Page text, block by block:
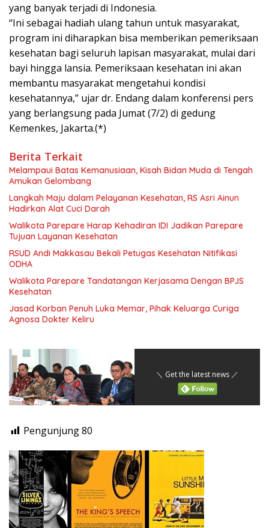
yang banyak terjadi di Indonesia.
“Ini sebagai hadiah ulang tahun untuk masyarakat,
program ini diharapkan bisa memberikan pemeriksaan
kesehatan bagi seluruh lapisan masyarakat, mulai dari
bayi hingga lansia. Pemeriksaan kesehatan ini akan
membantu masyarakat mengetahui kondisi
kesehatannya,” ujar dr. Endang dalam konferensi pers
yang berlangsung pada Jumat (7/2) di gedung
Kemenkes, Jakarta.(*)
Berita Terkait
Melampaui Batas Kemanusiaan, Kisah Bidan Muda di Tengah
Amukan Gelombang
Langkah Maju dalam Pelayanan Kesehatan, RS Asri Ainun
Hadirkan Alat Cuci Darah
Walikota Parepare Harap Kehadiran IDI Jadikan Parepare
Tujuan Layanan Kesehatan
RSUD Andi Makkasau Bekali Petugas Kesehatan Nitifikasi
ODHA
Walikota Parepare Tandatangan Kerjasama Dengan BPJS
Kesehatan
Jasad Korban Penuh Luka Memar, Pihak Keluarga Curiga
Agnosa Dokter Keliru
＼ Get the latest news ／
Pengunjung80